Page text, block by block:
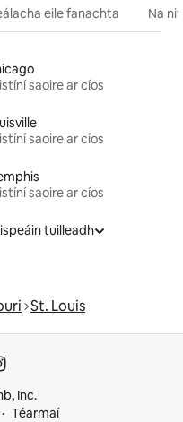
eile fanachta Na
saoire ar cíos
saoire ar cíos
saoire ar cíos
tuilleadh
St. Louis
Inc.
Téarmaí